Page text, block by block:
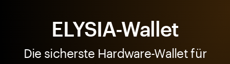
ELYSIA-Wallet
Die sicherste Hardware-Wallet für